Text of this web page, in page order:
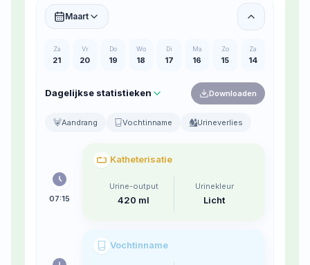
Maart
Za
21
Vr
20
Do
19
Wo
18
Di
17
Ma
16
Zo
15
Za
14
Dagelijkse statistieken Downloaden
Aandrang Vochtinname Urineverlies
07:15
Katheterisatie
Urine-output
420 ml
Urinekleur
Licht
Vochtinname